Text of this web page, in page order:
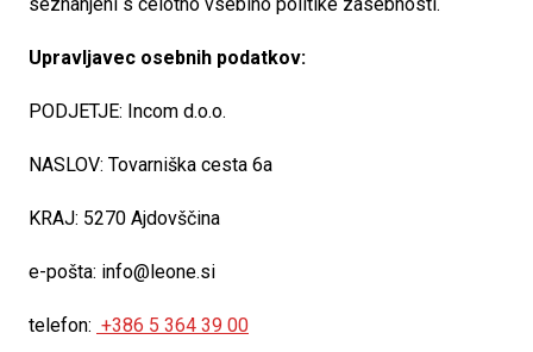
Upravljavec osebnih podatkov:
PODJETJE: Incom d.o.o.
NASLOV: Tovarniška cesta 6a
KRAJ: 5270 Ajdovščina
e-pošta: info@leone.si
telefon: +386 5 364 39 00